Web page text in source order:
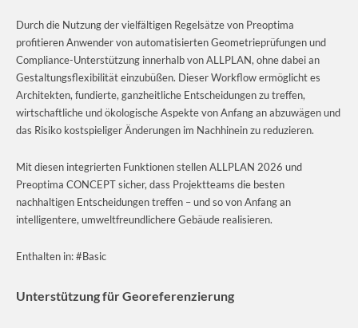
Durch die Nutzung der vielfältigen Regelsätze von Preoptima
profitieren Anwender von automatisierten Geometrieprüfungen und
Compliance-Unterstützung innerhalb von ALLPLAN, ohne dabei an
Gestaltungsflexibilität einzubüßen. Dieser Workflow ermöglicht es
Architekten, fundierte, ganzheitliche Entscheidungen zu treffen,
wirtschaftliche und ökologische Aspekte von Anfang an abzuwägen und
das Risiko kostspieliger Änderungen im Nachhinein zu reduzieren.
Mit diesen integrierten Funktionen stellen ALLPLAN 2026 und
Preoptima CONCEPT sicher, dass Projektteams die besten
nachhaltigen Entscheidungen treffen – und so von Anfang an
intelligentere, umweltfreundlichere Gebäude realisieren.
Enthalten in: #Basic
Unterstützung für Georeferenzierung